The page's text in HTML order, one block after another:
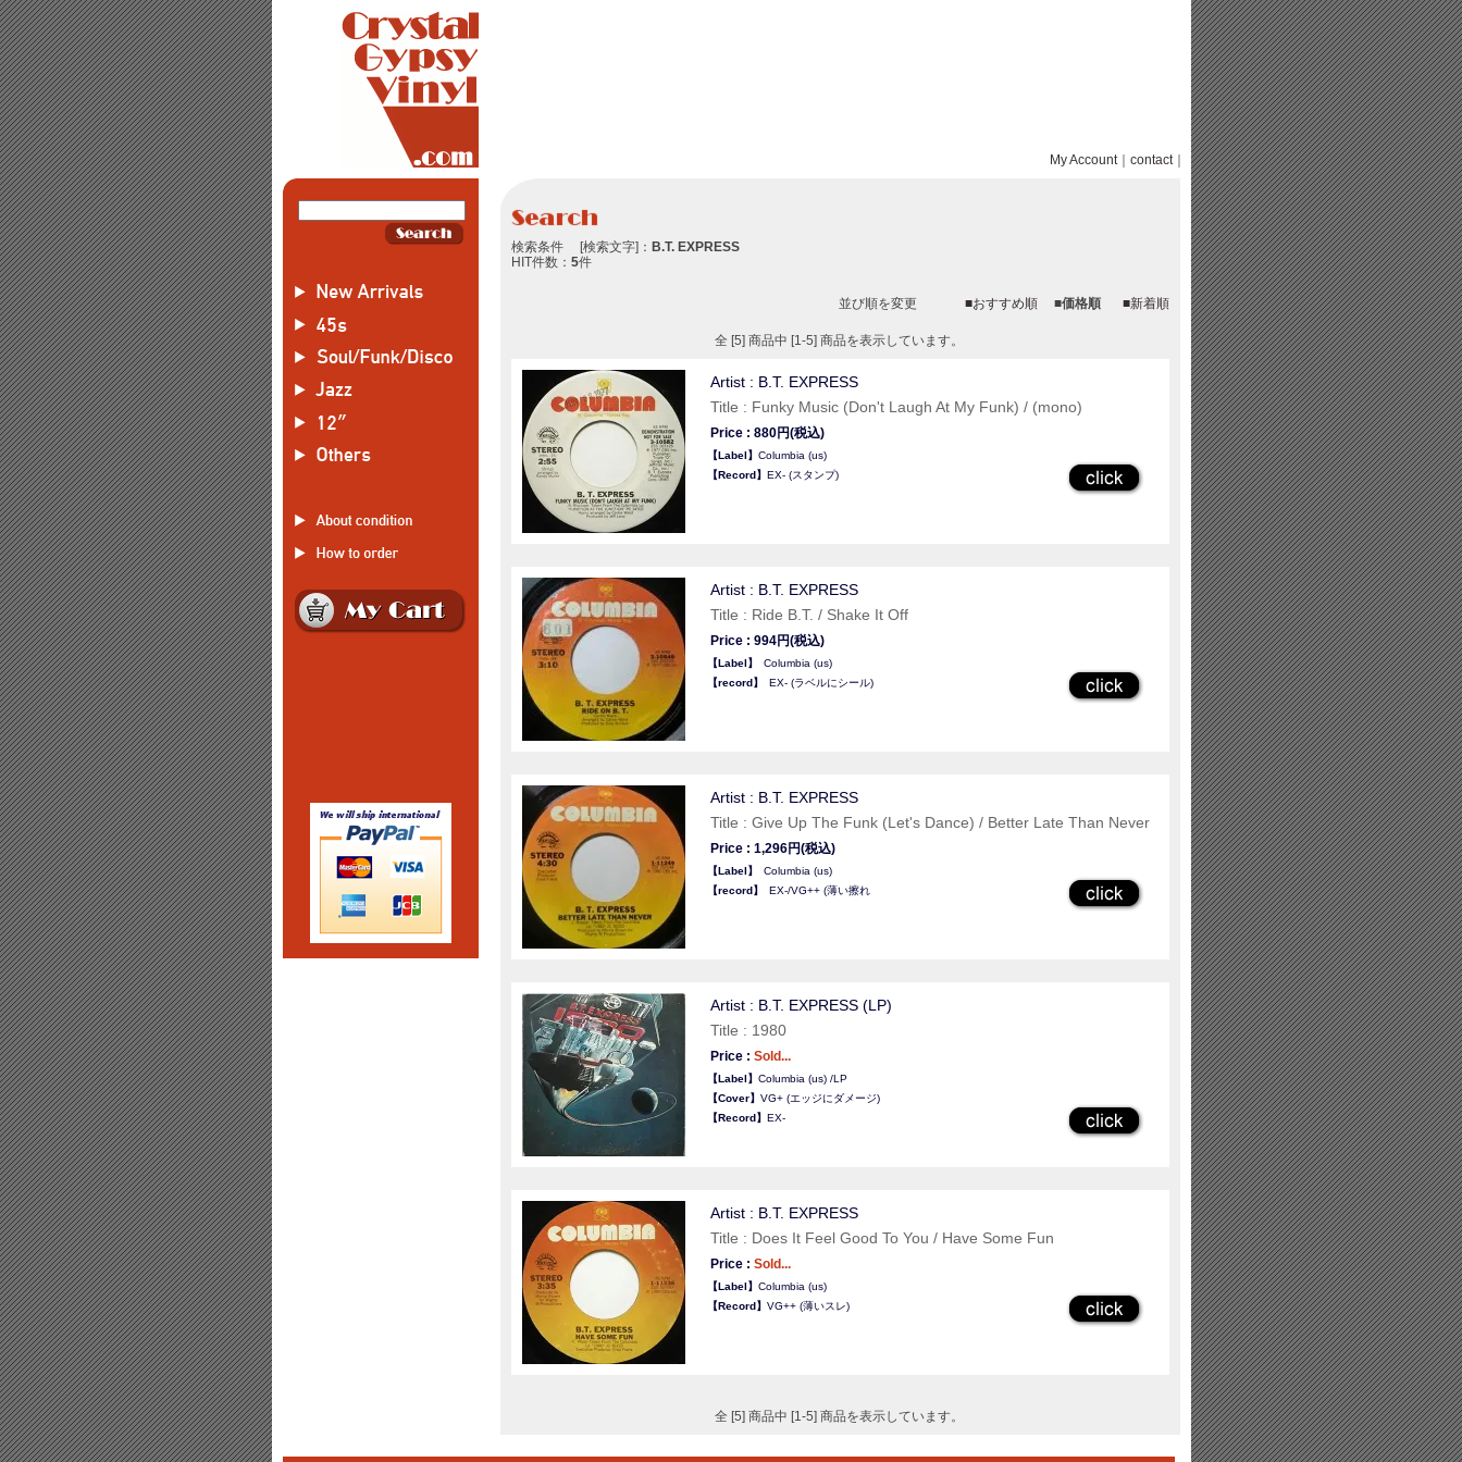
My Account｜ contact｜
検索条件 [検索文字]： B.T. EXPRESS
HIT件数： 5件
並び順を変更 ■おすすめ順 ■価格順 ■新着順
全 [5] 商品中 [1-5] 商品を表示しています。
Artist : B.T. EXPRESS
Title : Funky Music (Don't Laugh At My Funk) / (mono)
Price : 880円(税込)
【Label】 Columbia (us)
【Record】 EX- (スタンプ)
Artist : B.T. EXPRESS
Title : Ride B.T. / Shake It Off
Price : 994円(税込)
【Label】
Columbia (us)
【record】
EX- (ラベルにシール)
Artist : B.T. EXPRESS
Title : Give Up The Funk (Let's Dance) / Better Late Than Never
Price : 1,296円(税込)
【Label】
Columbia (us)
【record】
EX-/VG++ (薄い擦れ
Artist : B.T. EXPRESS (LP)
Title : 1980
Price : Sold...
【Label】 Columbia (us) /LP
【Cover】 VG+ (エッジにダメージ)
【Record】 EX-
Artist : B.T. EXPRESS
Title : Does It Feel Good To You / Have Some Fun
Price : Sold...
【Label】 Columbia (us)
【Record】 VG++ (薄いスレ)
全 [5] 商品中 [1-5] 商品を表示しています。